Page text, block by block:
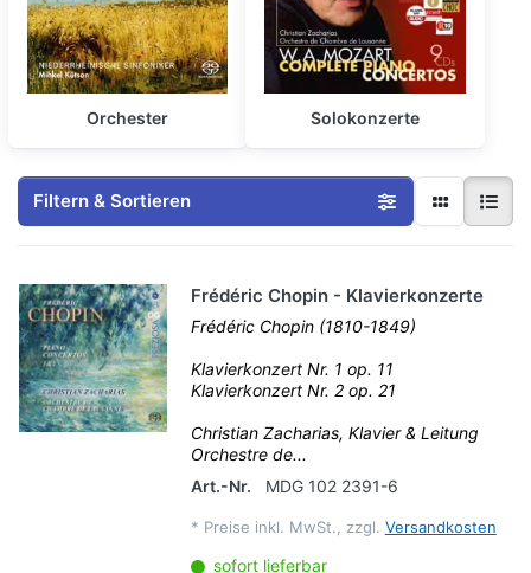
Orchester Solokonzerte
Filtern & Sortieren
Frédéric Chopin - Klavierkonzerte
Frédéric Chopin (1810-1849)
Klavierkonzert Nr. 1 op. 11
Klavierkonzert Nr. 2 op. 21
Christian Zacharias, Klavier & Leitung
Orchestre de...
Art.-Nr.
MDG 102 2391-6
* Preise inkl. MwSt., zzgl. Versandkosten
sofort lieferbar